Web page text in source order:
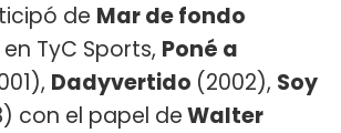
de Mar de fondo
en TyC Sports, Poné a
Dadyvertido (2002), Soy
con el papel deWalter